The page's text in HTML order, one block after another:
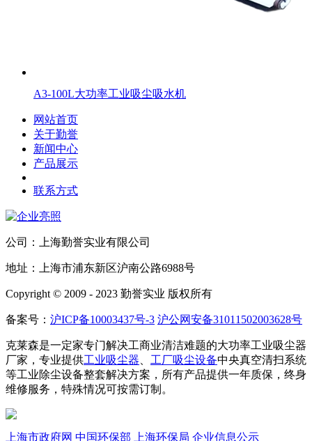
A3-100L大功率工业吸尘吸水机
网站首页
关于勤誉
新闻中心
产品展示
联系方式
公司：上海勤誉实业有限公司
地址：上海市浦东新区沪南公路6988号
Copyright © 2009 - 2023 勤誉实业 版权所有
备案号： 沪ICP备10003437号-3 沪公网安备31011502003628号
克莱森是一定家专门解决工商业清洁难题的大功率工业吸尘器
厂家，专业提供工业吸尘器 工厂吸尘设备中央真空清扫系统
等工业除尘设备整套解决方案，所有产品提供一年质保，终身
维修服务，特殊情况可按需订制。
上海市政府网 中国环保部 上海环保局 企业信息公示